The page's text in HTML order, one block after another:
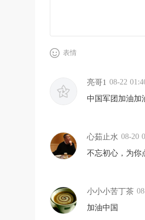
表情
亮哥1 08-22
中国军团加油加
心茹止水 08-20
不忘初心，为你
小小小苦丁茶
加油中国